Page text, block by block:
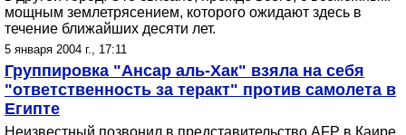
мощным землетрясением, которого ожидают здесь в
течение ближайших десяти лет.
5 января 2004 г., 17:11
Группировка "Ансар аль-Хак" взяла на себя
"ответственность за теракт" против самолета в
Египте
Неизвестный позвонил в представительство AFP в Каире